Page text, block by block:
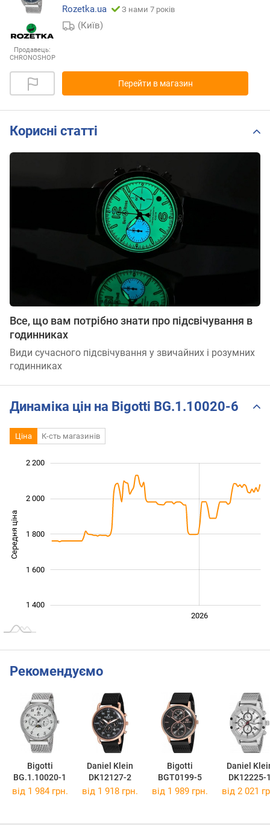
Продавець:
CHRONOSHOP
Rozetka.ua
З нами 7 років
(Київ)
Перейти в магазин
Корисні статті
Все, що вам потрібно знати про підсвічування в
годинниках
Види сучасного підсвічування у звичайних і розумних
годинниках
Динаміка цін на Bigotti BG.1.10020-6
Ціна К-сть магазинів
Середня ціна 1 500
1 400
1 600
1 800
2 000
2 200
2026
Рекомендуємо
Bigotti
BG.1.10020-1
Daniel Klein
DK12127-2
Bigotti
BGT0199-5
Daniel
DK12225-
від 1 984 грн. від 1 918 грн. від 1 989 грн. від 2 021